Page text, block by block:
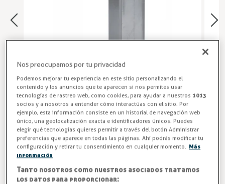
Bisagra para Nevera
Bisagras sin soporte TRS-P.
Entrega en 24/48h
Nos preocupamos por tu privacidad
Podemos mejorar tu experiencia en este sitio personalizando el
contenido y los anuncios que te aparecen si nos permites usar
tecnologías de rastreo web, como cookies, para ayudar a nuestros 1013
socios y a nosotros a entender cómo interactúas con el sitio. Por
ejemplo, esta información consiste en un historial de navegación web
único, una geolocalización exacta e identificadores únicos. Puedes
elegir qué tecnologías quieres permitir a través del botón Administrar
preferencias que aparece en todas las páginas. Ahí podrás modificar tu
configuración y retirar tu consentimiento en cualquier momento. Más
información
Tanto nosotros como nuestros asociados tratamos
los datos para proporcionar: